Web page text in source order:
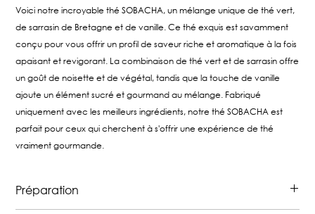
Voici notre incroyable thé SOBACHA, un mélange unique de thé vert,
de sarrasin de Bretagne et de vanille. Ce thé exquis est savamment
conçu pour vous offrir un profil de saveur riche et aromatique à la fois
apaisant et revigorant. La combinaison de thé vert et de sarrasin offre
un goût de noisette et de végétal, tandis que la touche de vanille
ajoute un élément sucré et gourmand au mélange. Fabriqué
uniquement avec les meilleurs ingrédients, notre thé SOBACHA est
parfait pour ceux qui cherchent à s'offrir une expérience de thé
vraiment gourmande.
Préparation